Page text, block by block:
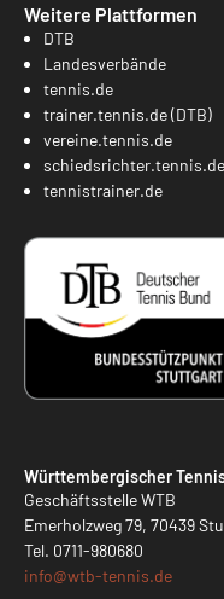
Weitere Plattformen
DTB
Landesverbände
tennis.de
trainer.tennis.de (DTB)
vereine.tennis.de
schiedsrichter.tennis.de
tennistrainer.de
Württembergischer
Geschäftsstelle WTB
Emerholzweg 79, 70439
Tel. 0711-980680
info@wtb-tennis.de